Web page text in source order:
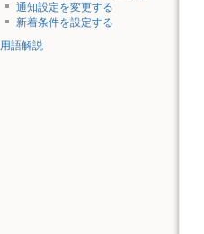
通知設定を変更する
新着条件を設定する
用語解説